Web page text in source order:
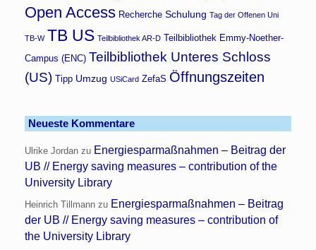
Open Access Recherche Schulung Tag der Offenen Uni
TB-W TB US Teilbibliothek AR-D Teilbibliothek Emmy-Noether-
Campus (ENC) Teilbibliothek Unteres Schloss
(US) Tipp Umzug USiCard ZefaS Öffnungszeiten
Neueste Kommentare
Ulrike Jordan zu Energiesparmaßnahmen – Beitrag der
UB // Energy saving measures – contribution of the
University Library
Heinrich Tillmann zu Energiesparmaßnahmen – Beitrag
der UB // Energy saving measures – contribution of
the University Library